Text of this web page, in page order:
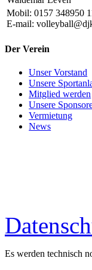
Mobil: 0157 348950
E-mail:
Der Verein
Unser Vorstand
Unsere
Mitglied werden
Unsere
Vermietung
News
Es werden technisch